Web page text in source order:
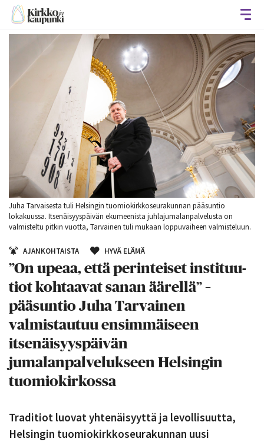
Juha Tarvaisesta tuli Helsingin tuomiokirkkoseurakunnan pääsuntio
lokakuussa. Itsenäisyyspäivän ekumeenista juhlajumalanpalvelusta on
valmisteltu pitkin vuotta, Tarvainen tuli mukaan loppuvaiheen valmisteluun.
AJANKOHTAISTA HYVÄ ELÄMÄ
”On upeaa, että perinteiset instituu­
tiot kohtaavat sanan äärellä” –
pääsuntio Juha Tarvainen
valmistautuu ensimmäiseen
itsenäisyyspäivän
jumalanpalvelukseen Helsingin
tuomiokirkossa
Traditiot luovat yhtenäisyyttä ja levollisuutta,
Helsingin tuomiokirkkoseurakunnan uusi